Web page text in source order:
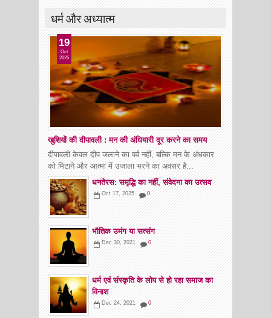
धर्म और अध्यात्म
खुशियों की दीपावली : मन की अंधियारी दूर करने का समय
19
Oct
2025
दीपावली केवल दीप जलाने का पर्व नहीं, बल्कि मन के अंधकार
को मिटाने और आत्मा में उजाला भरने का अवसर है...
धनतेरस: समृद्धि का नहीं, संवेदना का उत्सव
Oct 17, 2025 0
भौतिक उमंग या सत्संग
Dec 30, 2021 0
धर्म एवं संस्कृति के लोप से हो रहा समाज का
विनाश
Dec 24, 2021 0